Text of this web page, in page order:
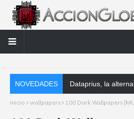
NOVEDADES Dataprius, la alternativa a
Inicio wallpapers 100 Dark Wallpapers